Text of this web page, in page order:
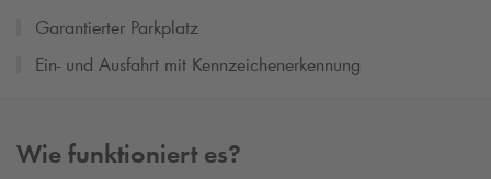
Garantierter Parkplatz
Ein- und Ausfahrt mit Kennzeichenerkennung
Wie funktioniert es?